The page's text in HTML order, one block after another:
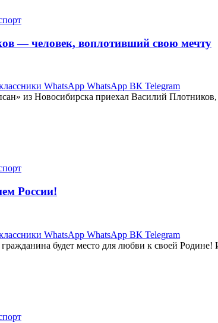
— человек, воплотивший свою мечту
WhatsApp WhatsApp ВК Telegram
из Новосибирска приехал Василий
России!
WhatsApp WhatsApp ВК Telegram
будет место для любви к своей